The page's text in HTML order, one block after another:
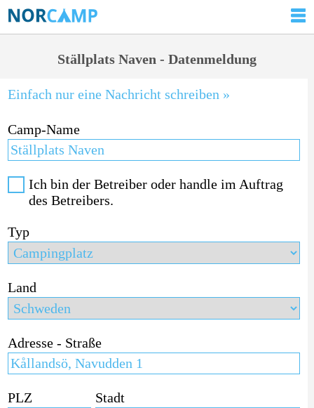
Ställplats Naven - Datenmeldung
Einfach nur eine Nachricht schreiben »
Camp-Name
Ich bin der Betreiber oder handle im Auftrag
des Betreibers.
Typ
Land
Adresse - Straße
PLZ Stadt